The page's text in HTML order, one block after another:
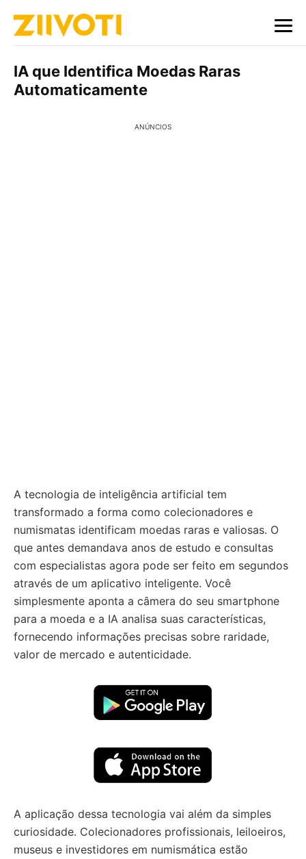
IA que Identifica Moedas Raras
Automaticamente
ANÚNCIOS
A tecnologia de inteligência artificial tem
transformado a forma como colecionadores e
numismatas identificam moedas raras e valiosas. O
que antes demandava anos de estudo e consultas
com especialistas agora pode ser feito em segundos
através de um aplicativo inteligente. Você
simplesmente aponta a câmera do seu smartphone
para a moeda e a IA analisa suas características,
fornecendo informações precisas sobre raridade,
valor de mercado e autenticidade.
A aplicação dessa tecnologia vai além da simples
curiosidade. Colecionadores profissionais, leiloeiros,
museus e investidores em numismática estão